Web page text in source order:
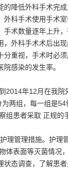
降低外科手术完
科手术使用手术
术数量逐年上升
外科手术术后出
重视，手术时必
感染的发生率。
2014年12月在我
两组，每一组是
组患者采取 正规
理管理措施。护
体表面等灭菌情况
态调查，了解患